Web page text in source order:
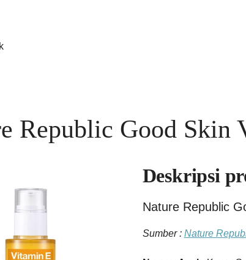
Republic Good Skin
Deskripsi
Nature Republic
Sumber : Nature